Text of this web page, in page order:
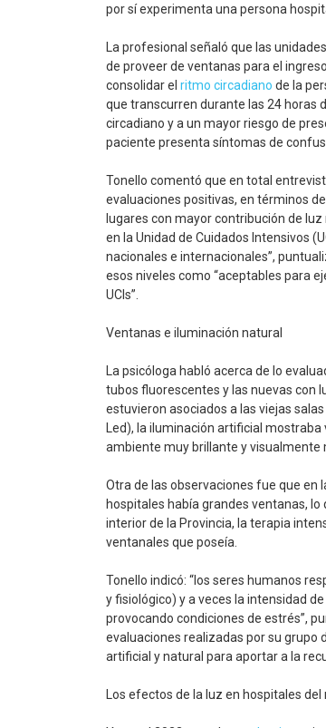
por sí experimenta una persona
La profesional señaló que las
de proveer de ventanas para el
consolidar el ritmo circadiano de la
que transcurren durante las 24 horas
circadiano y a un mayor riesgo de
paciente presenta síntomas de
Tonello comentó que en total
evaluaciones positivas, en términos
lugares con mayor contribución de
en la Unidad de Cuidados Intensivos
nacionales e internacionales”,
esos niveles como “aceptables para
UCIs”.
Ventanas e iluminación natural
La psicóloga habló acerca de lo
tubos fluorescentes y las nuevas con
estuvieron asociados a las viejas
Led), la iluminación artificial
ambiente muy brillante y visualmente
Otra de las observaciones fue que en
hospitales había grandes ventanas,
interior de la Provincia, la terapia
ventanales que poseía.
Tonello indicó: “los seres humanos
y fisiológico) y a veces la intensidad
provocando condiciones de estrés”,
evaluaciones realizadas por su grupo
artificial y natural para aportar a la
Los efectos de la luz en hospitales del